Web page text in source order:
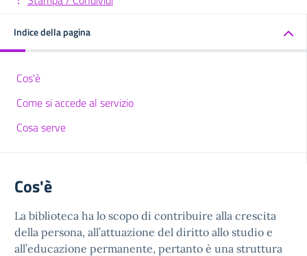
Indice della pagina
Cos'è
Come si accede al servizio
Cosa serve
Cos'è
La biblioteca ha lo scopo di contribuire alla crescita
della persona, all’attuazione del diritto allo studio e
all’educazione permanente, pertanto è una struttura